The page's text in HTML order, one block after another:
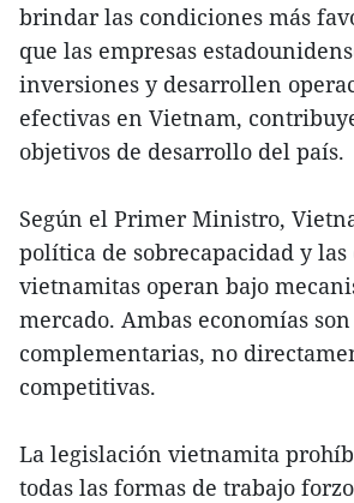
brindar las condiciones más
que las empresas
inversiones y desarrollen
efectivas en Vietnam,
objetivos de desarrollo del país.
Según el Primer Ministro,
política de sobrecapacidad y las
vietnamitas operan bajo
mercado. Ambas economías son
complementarias, no
competitivas.
La legislación vietnamita
todas las formas de trabajo